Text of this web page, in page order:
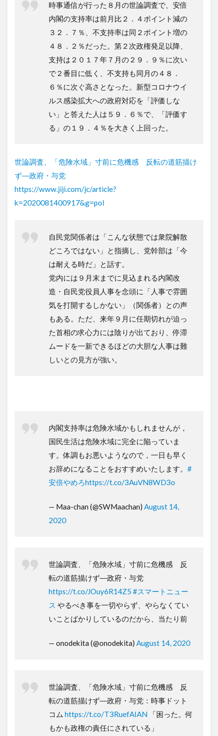
時事通信が行った８月の世論調査で、安倍
内閣の支持率は前月比２．４ポイント減の
３２．７％、不支持率は同２ポイント増の
４８．２％だった。第２次政権発足以降、
支持は２０１７年７月の２９．９％に次い
で２番目に低く、不支持も同月の４８．
６％に次ぐ高さとなった。新型コロナウイ
ルス感染拡大への政府対応を「評価しな
い」と答えた人は５９．６％で、「評価す
る」の１９．４％を大きく上回った。
世論調査、「危険水域」寸前に危機感 反転の道筋描け
ず―政府・与党
https://www.jiji.com/jc/article?
k=2020081400917&g=pol
自民党関係者は「こんな状態では衆院解散
どころではない」と指摘し、党幹部は「今
は耐える時だ」と話す。
党内には９月末までに見込まれる内閣改
造・自民党役員人事を念頭に「人事で雰囲
気を打開するしかない」（関係者）との声
もある。ただ、来年９月に任期切れが迫っ
た首相の求心力には陰りが出ており、停滞
ムードを一新できるほどの大胆な人事は難
しいとの見方が強い。
内閣支持率は危険水域かもしれませんが，
国民生活は危険水域に完全に陥っていま
す。体調もお悪いようなので，一日も早く
お辞めになることをおすすめいたします。 #
安倍やめろhttps://t.co/3AuVN8WD3o
— Maa-chan (@SWMaachan) August 14,
2020
世論調査、「危険水域」寸前に危機感 反
転の道筋描けず―政府・与党
https://t.co/JOuy6R14Z5 #スマートニュー
ス やるべき事を一切やらず、やらなくてい
いことばかりしているのだから、当たり前
— onodekita (@onodekita) August 14, 2020
世論調査、「危険水域」寸前に危機感 反
転の道筋描けず―政府・与党：時事ドット
コム https://t.co/T3RuefAIAN 「困った。何
もかも政権の責任にされている」